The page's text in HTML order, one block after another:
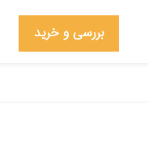
بررسی و خرید